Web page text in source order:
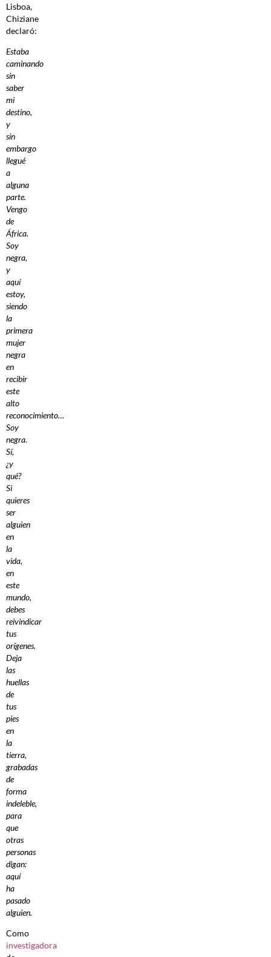
Lisboa,
Chiziane
declaró:
Estaba
caminando
sin
saber
mi
destino,
y
sin
embargo
llegué
a
alguna
parte.
Vengo
de
África.
Soy
negra,
y
aquí
estoy,
siendo
la
primera
mujer
negra
en
recibir
este
alto
reconocimiento…
Soy
negra.
Sí,
¿y
qué?
Si
quieres
ser
alguien
en
la
vida,
en
este
mundo,
debes
reivindicar
tus
orígenes.
Deja
las
huellas
de
tus
pies
en
la
tierra,
grabadas
de
forma
indeleble,
para
que
otras
personas
digan:
aquí
ha
pasado
alguien.
Como
investigadora